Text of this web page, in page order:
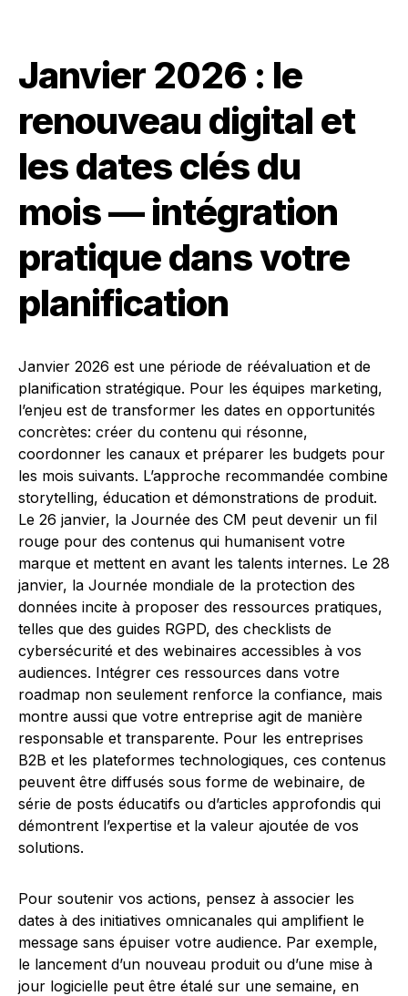
Janvier 2026 : le
renouveau digital et
les dates clés du
mois — intégration
pratique dans votre
planification
Janvier 2026 est une période de réévaluation et de
planification stratégique. Pour les équipes marketing,
l’enjeu est de transformer les dates en opportunités
concrètes: créer du contenu qui résonne,
coordonner les canaux et préparer les budgets pour
les mois suivants. L’approche recommandée combine
storytelling, éducation et démonstrations de produit.
Le 26 janvier, la Journée des CM peut devenir un fil
rouge pour des contenus qui humanisent votre
marque et mettent en avant les talents internes. Le 28
janvier, la Journée mondiale de la protection des
données incite à proposer des ressources pratiques,
telles que des guides RGPD, des checklists de
cybersécurité et des webinaires accessibles à vos
audiences. Intégrer ces ressources dans votre
roadmap non seulement renforce la confiance, mais
montre aussi que votre entreprise agit de manière
responsable et transparente. Pour les entreprises
B2B et les plateformes technologiques, ces contenus
peuvent être diffusés sous forme de webinaire, de
série de posts éducatifs ou d’articles approfondis qui
démontrent l’expertise et la valeur ajoutée de vos
solutions.
Pour soutenir vos actions, pensez à associer les
dates à des initiatives omnicanales qui amplifient le
message sans épuiser votre audience. Par exemple,
le lancement d’un nouveau produit ou d’une mise à
jour logicielle peut être étalé sur une semaine, en